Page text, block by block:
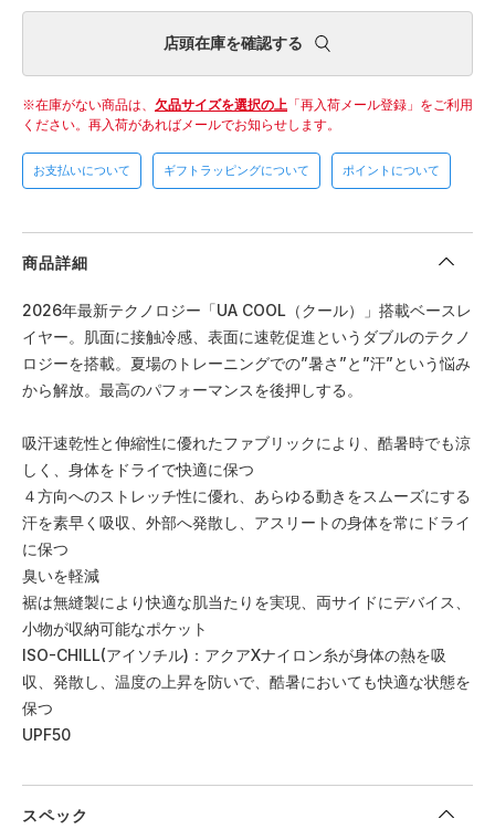
店頭在庫を確認する
在庫がない商品は、 欠品サイズを選択の上 「再入荷メール登録」をご利用
ください。 再入荷があればメールでお知らせします。
お支払いについて ギフトラッピングについて ポイントについて
商品詳細
2026年最新テクノロジー「UA COOL（クール）」搭載ベースレ
イヤー。肌面に接触冷感、表面に速乾促進というダブルのテクノ
ロジーを搭載。夏場のトレーニングでの”暑さ”と”汗”という悩み
から解放。最高のパフォーマンスを後押しする。
吸汗速乾性と伸縮性に優れたファブリックにより、酷暑時でも涼
しく、身体をドライで快適に保つ
４方向へのストレッチ性に優れ、あらゆる動きをスムーズにする
汗を素早く吸収、外部へ発散し、アスリートの身体を常にドライ
に保つ
臭いを軽減
裾は無縫製により快適な肌当たりを実現、両サイドにデバイス、
小物が収納可能なポケット
ISO-CHILL(アイソチル)：アクアXナイロン糸が身体の熱を吸
収、発散し、温度の上昇を防いで、酷暑においても快適な状態を
保つ
UPF50
スペック